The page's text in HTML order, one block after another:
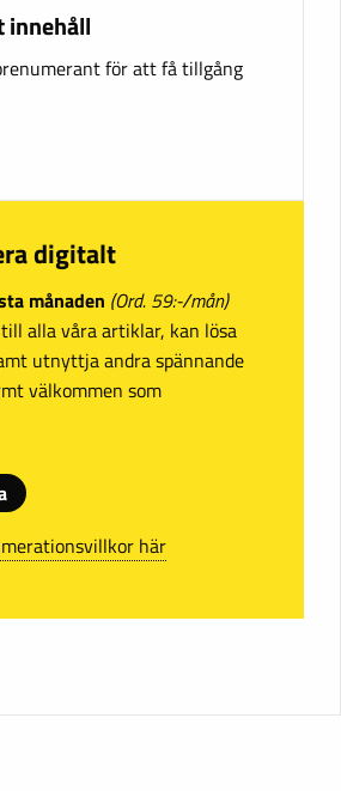
innehåll
för att få tillgång
digitalt
månaden (Ord. 59:-/mån)
alla våra artiklar, kan lösa
utnyttja andra spännande
välkommen som
här